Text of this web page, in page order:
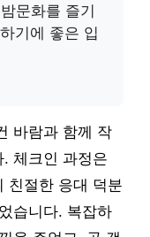
문화를 즐기
기에 좋은 입
바람과 함께 작
체크인 과정은
친절한 응대 덕분
습니다. 복잡하